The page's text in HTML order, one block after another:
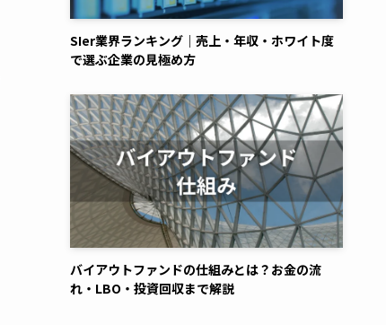
SIer業界ランキング｜売上・年収・ホワイト度
で選ぶ企業の見極め方
バイアウトファンドの仕組みとは？お金の流
れ・LBO・投資回収まで解説